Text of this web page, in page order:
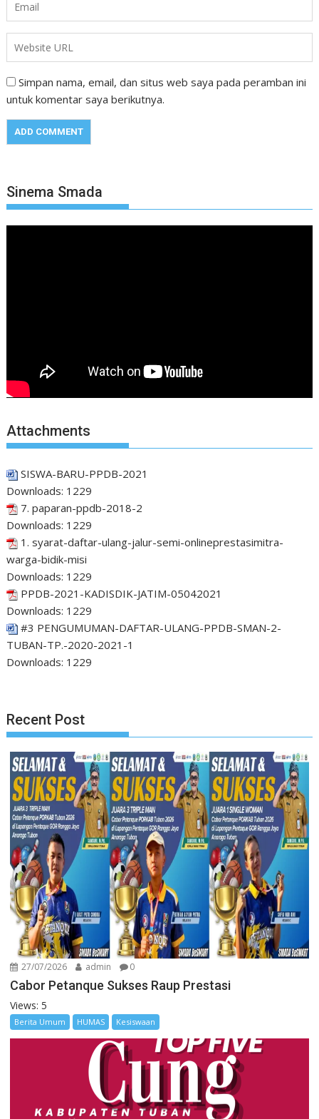
Simpan nama, email, dan situs web saya pada peramban ini
untuk komentar saya berikutnya.
Sinema Smada
Attachments
SISWA-BARU-PPDB-2021
Downloads: 1229
7. paparan-ppdb-2018-2
Downloads: 1229
1. syarat-daftar-ulang-jalur-semi-onlineprestasimitra-
warga-bidik-misi
Downloads: 1229
PPDB-2021-KADISDIK-JATIM-05042021
Downloads: 1229
#3 PENGUMUMAN-DAFTAR-ULANG-PPDB-SMAN-2-
TUBAN-TP.-2020-2021-1
Downloads: 1229
Recent Post
27/07/2026 admin 0
Cabor Petanque Sukses Raup Prestasi
Views: 5
Berita Umum HUMAS Kesiswaan